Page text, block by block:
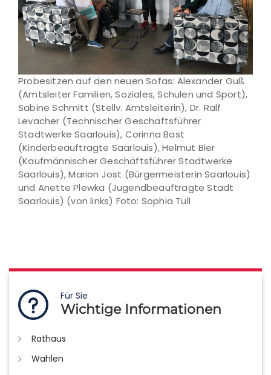
Probesitzen auf den neuen Sofas: Alexander Guß
(Amtsleiter Familien, Soziales, Schulen und Sport),
Sabine Schmitt (Stellv. Amtsleiterin), Dr. Ralf
Levacher (Technischer Geschäftsführer
Stadtwerke Saarlouis), Corinna Bast
(Kinderbeauftragte Saarlouis), Helmut Bier
(Kaufmännischer Geschäftsführer Stadtwerke
Saarlouis), Marion Jost (Bürgermeisterin Saarlouis)
und Anette Plewka (Jugendbeauftragte Stadt
Saarlouis) (von links) Foto: Sophia Tull
Für Sie
Wichtige Informationen
Rathaus
Wahlen